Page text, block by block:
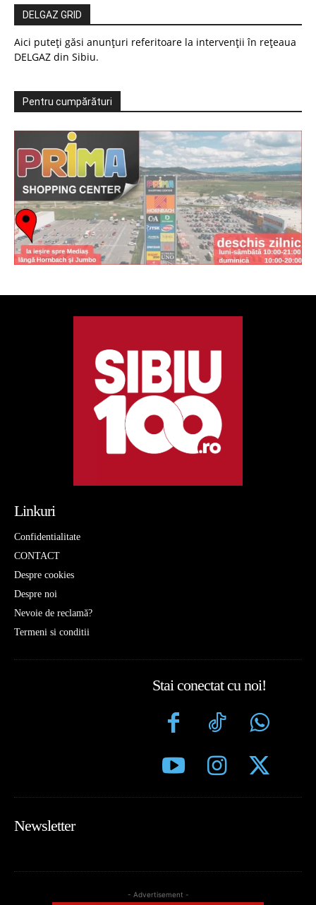
DELGAZ GRID
Aici puteți găsi anunțuri referitoare la intervenții în rețeaua
DELGAZ din Sibiu.
Pentru cumpărături
Linkuri
Confidentialitate
CONTACT
Despre cookies
Despre noi
Nevoie de reclamă?
Termeni si conditii
Stai conectat cu noi!
Newsletter
- Advertisement -